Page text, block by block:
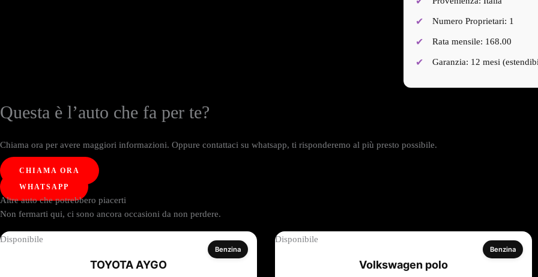
Numero Proprietari: 1
Rata mensile: 168.00
Garanzia: 12 mesi
Questa è l’auto che fa per te?
Chiama ora per avere maggiori informazioni. Oppure contattaci su whatsapp, ti risponderemo al più presto possibile.
CHIAMA ORA
WHATSAPP
Altre auto che potrebbero piacerti
Non fermarti qui, ci sono ancora occasioni da non perdere.
Benzina
Disponibile
TOYOTA AYGO
Benzina
Disponibile
Volkswagen polo